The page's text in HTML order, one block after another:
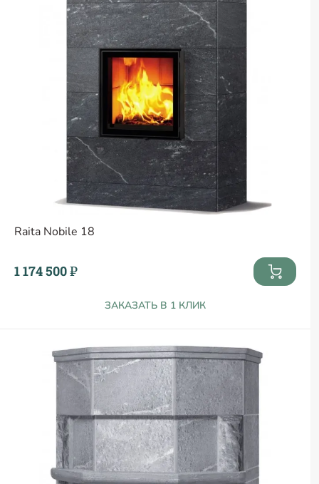
Raita Nobile 18
1 174 500 ₽
ЗАКАЗАТЬ В 1 КЛИК